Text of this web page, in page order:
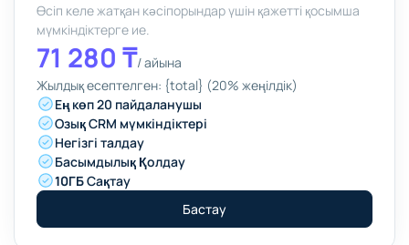
Өсіп келе жатқан кәсіпорындар үшін қажетті қосымша
мүмкіндіктерге ие.
71 280 ₸/айына
Жылдық есептелген: {total} (20% жеңілдік)
Ең көп 20 пайдаланушы
Озық CRM мүмкіндіктері
Негізгі талдау
Басымдылық Қолдау
10ГБСақтау
Бастау